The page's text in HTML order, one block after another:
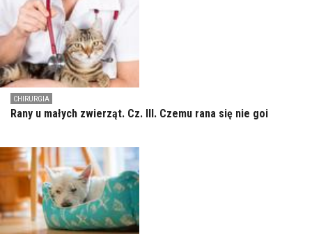
CHIRURGIA
Rany u małych zwierząt. Cz. III. Czemu rana się nie goi